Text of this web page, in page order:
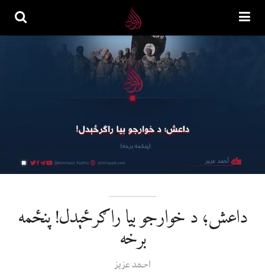
داعش؛ د خوارجو بیا راګرځېدل! پنځمه
برخه
احمد عزیز